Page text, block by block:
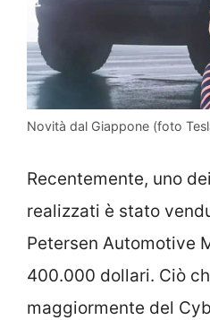
Novità dal Giappone (foto
Recentemente, uno
realizzati è stato
Petersen Automotive
400.000 dollari. Ciò
maggiormente del